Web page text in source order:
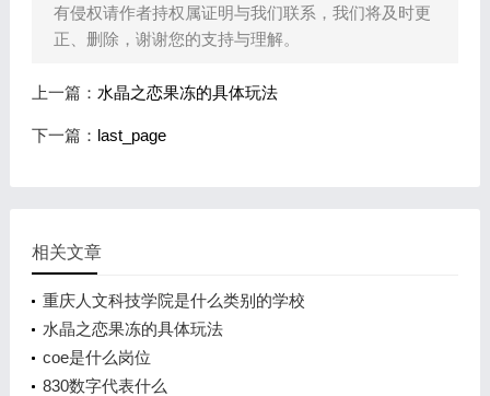
有侵权请作者持权属证明与我们联系，我们将及时更
正、删除，谢谢您的支持与理解。
上一篇： 水晶之恋果冻的具体玩法
下一篇： last_page
相关文章
重庆人文科技学院是什么类别的学校
水晶之恋果冻的具体玩法
coe是什么岗位
830数字代表什么